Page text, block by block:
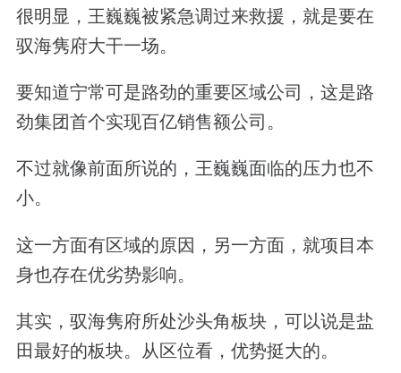
很明显，王巍巍被紧急调过来救援，就是要在
驭海隽府大干一场。
要知道宁常可是路劲的重要区域公司，这是路
劲集团首个实现百亿销售额公司。
不过就像前面所说的，王巍巍面临的压力也不
小。
这一方面有区域的原因，另一方面，就项目本
身也存在优劣势影响。
其实，驭海隽府所处沙头角板块，可以说是盐
田最好的板块。从区位看，优势挺大的。